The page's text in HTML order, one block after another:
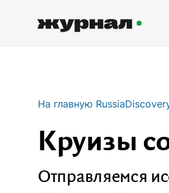
Пишем о России, чтобы
Incognita.
На главную
Круизы
Отправляемся